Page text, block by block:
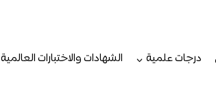
درجات علمية الشهادات والاختبارات العالمية